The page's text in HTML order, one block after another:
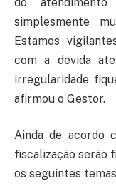
simplesmente
Estamos
com a devida
irregularidade
afirmou o Gestor.
Ainda de acordo
fiscalização serão
os seguintes